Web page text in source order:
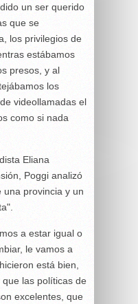
un ser querido
que se
los privilegios de
estábamos
presos, y al
los
videollamadas el
como si nada
Eliana
Poggi analizó
una provincia y un
a estar igual o
le vamos a
está bien,
las políticas de
excelentes, que